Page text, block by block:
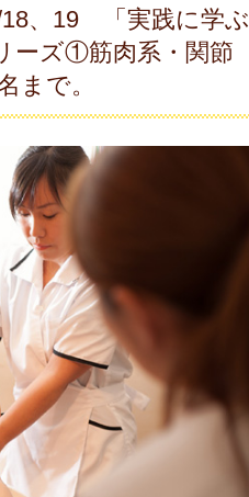
18、19 「実践に学ぶ
ーズ①筋肉系・関節
まで。